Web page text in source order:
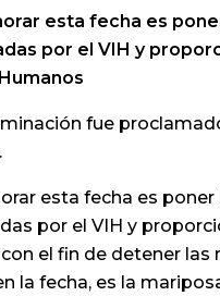
esta fecha es
por el VIH y
fue
esta fecha es
por el VIH y
el fin de detener
la fecha, es la